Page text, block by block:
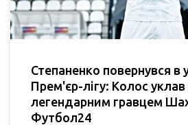
Степаненко повернувся в
Прем'єр-лігу: Колос уклав
легендарним гравцем
Футбол24